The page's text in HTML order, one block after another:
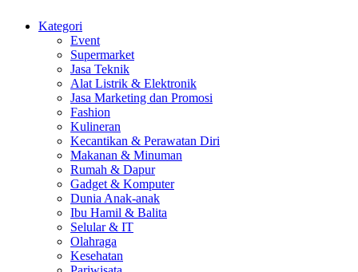
Kategori
Event
Supermarket
Jasa Teknik
Alat Listrik & Elektronik
Jasa Marketing dan Promosi
Fashion
Kulineran
Kecantikan & Perawatan Diri
Makanan & Minuman
Rumah & Dapur
Gadget & Komputer
Dunia Anak-anak
Ibu Hamil & Balita
Selular & IT
Olahraga
Kesehatan